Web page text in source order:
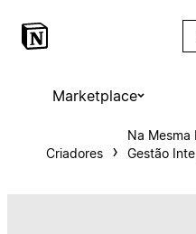
Marketplace
Criadores
Na Mesma
Gestão